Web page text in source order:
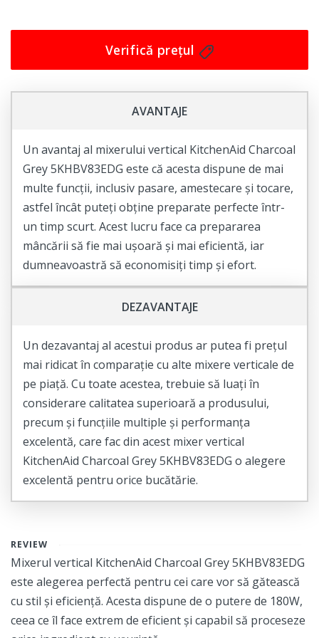
Classic Almond Cream 5KFC3516EAC, care îți va
simplifica munca în bucătărie și te va ajuta să pregătești
cele mai delicioase rețete. Nu mai sta pe gânduri și
achiziționează acum acest tocător minunat!
Verifică prețul
AVANTAJE
Un avantaj al mixerului vertical KitchenAid Charcoal
Grey 5KHBV83EDG este că acesta dispune de mai
multe funcții, inclusiv pasare, amestecare și tocare,
astfel încât puteți obține preparate perfecte într-
un timp scurt. Acest lucru face ca prepararea
mâncării să fie mai ușoară și mai eficientă, iar
dumneavoastră să economisiți timp și efort.
DEZAVANTAJE
Un dezavantaj al acestui produs ar putea fi prețul
mai ridicat în comparație cu alte mixere verticale de
pe piață. Cu toate acestea, trebuie să luați în
considerare calitatea superioară a produsului,
precum și funcțiile multiple și performanța
excelentă, care fac din acest mixer vertical
KitchenAid Charcoal Grey 5KHBV83EDG o alegere
excelentă pentru orice bucătărie.
REVIEW
Mixerul vertical KitchenAid Charcoal Grey 5KHBV83EDG
este alegerea perfectă pentru cei care vor să gătească
cu stil și eficiență. Acesta dispune de o putere de 180W,
ceea ce îl face extrem de eficient și capabil să proceseze